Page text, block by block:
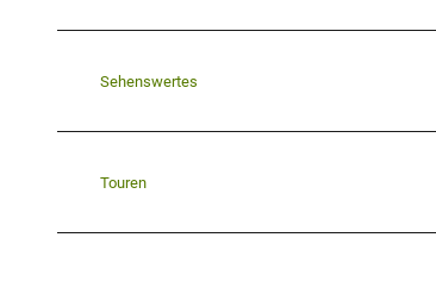
Sehenswertes
Touren